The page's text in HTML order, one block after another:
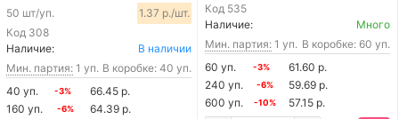
Код 308
50 шт/уп. 1.37 р./шт.
Наличие:
В наличии
Мин. партия: 1 уп. В коробке: 40 уп.
40 уп.
-3%
66.45 р.
160 уп.
-6%
64.39 р.
Код 535
Наличие:
Много
Мин. партия: 1 уп. В коробке: 60 уп.
60 уп.
-3%
61.60 р.
240 уп.
-6%
59.69 р.
600 уп.
-10% 57.15 р.